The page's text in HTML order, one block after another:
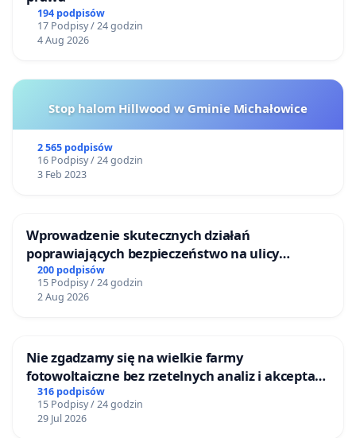
194 podpisów
17 Podpisy / 24 godzin
4 Aug 2026
Stop halom Hillwood w Gminie Michałowice
2 565 podpisów
16 Podpisy / 24 godzin
3 Feb 2023
Wprowadzenie skutecznych działań
poprawiających bezpieczeństwo na ulicy
Żeromskiego w Otwocku
200 podpisów
15 Podpisy / 24 godzin
2 Aug 2026
Nie zgadzamy się na wielkie farmy
fotowoltaiczne bez rzetelnych analiz i akceptacji
mieszkańców
316 podpisów
15 Podpisy / 24 godzin
29 Jul 2026